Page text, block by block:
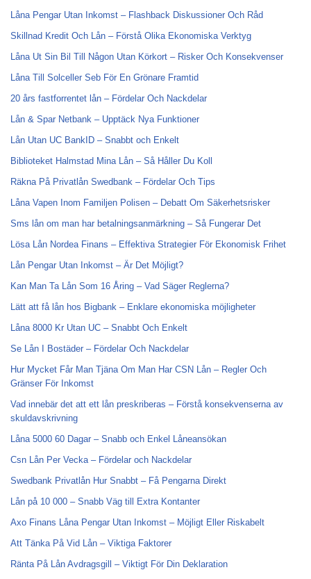
Låna Pengar Utan Inkomst – Flashback Diskussioner Och Råd
Skillnad Kredit Och Lån – Förstå Olika Ekonomiska Verktyg
Låna Ut Sin Bil Till Någon Utan Körkort – Risker Och Konsekvenser
Låna Till Solceller Seb För En Grönare Framtid
20 års fastforrentet lån – Fördelar Och Nackdelar
Lån & Spar Netbank – Upptäck Nya Funktioner
Lån Utan UC BankID – Snabbt och Enkelt
Biblioteket Halmstad Mina Lån – Så Håller Du Koll
Räkna På Privatlån Swedbank – Fördelar Och Tips
Låna Vapen Inom Familjen Polisen – Debatt Om Säkerhetsrisker
Sms lån om man har betalningsanmärkning – Så Fungerar Det
Lösa Lån Nordea Finans – Effektiva Strategier För Ekonomisk Frihet
Lån Pengar Utan Inkomst – Är Det Möjligt?
Kan Man Ta Lån Som 16 Åring – Vad Säger Reglerna?
Lätt att få lån hos Bigbank – Enklare ekonomiska möjligheter
Låna 8000 Kr Utan UC – Snabbt Och Enkelt
Se Lån I Bostäder – Fördelar Och Nackdelar
Hur Mycket Får Man Tjäna Om Man Har CSN Lån – Regler Och
Gränser För Inkomst
Vad innebär det att ett lån preskriberas – Förstå konsekvenserna av
skuldavskrivning
Låna 5000 60 Dagar – Snabb och Enkel Låneansökan
Csn Lån Per Vecka – Fördelar och Nackdelar
Swedbank Privatlån Hur Snabbt – Få Pengarna Direkt
Lån på 10 000 – Snabb Väg till Extra Kontanter
Axo Finans Låna Pengar Utan Inkomst – Möjligt Eller Riskabelt
Att Tänka På Vid Lån – Viktiga Faktorer
Ränta På Lån Avdragsgill – Viktigt För Din Deklaration